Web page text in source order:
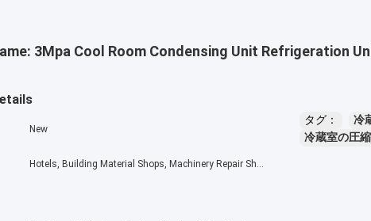
3Mpa Cool Room Condensing Unit Refrigeration
New
Hotels, Building Material Shops, Machinery Repair Shops, Manufacturing Plant, Food & Beverage Factory, Farms, Restaurant, Home Use, Retail, Construction works , Food & Beverage Shops
タグ： 冷
冷蔵室の圧